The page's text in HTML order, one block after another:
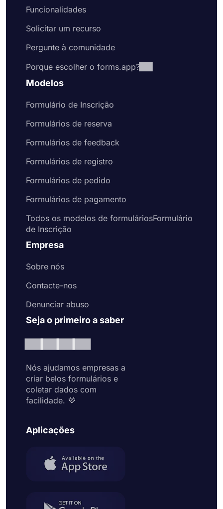
Funcionalidades
Solicitar um recurso
Pergunte à comunidade
Porque escolher o forms.app?
Modelos
Formulário de Inscrição
Formulários de reserva
Formulários de feedback
Formulários de registro
Formulários de pedido
Formulários de pagamento
Todos os modelos de formuláriosFormulário
de Inscrição
Empresa
Sobre nós
Contacte-nos
Denunciar abuso
Seja o primeiro a saber
Nós ajudamos empresas a
criar belos formulários e
coletar dados com
facilidade. 💜
Aplicações